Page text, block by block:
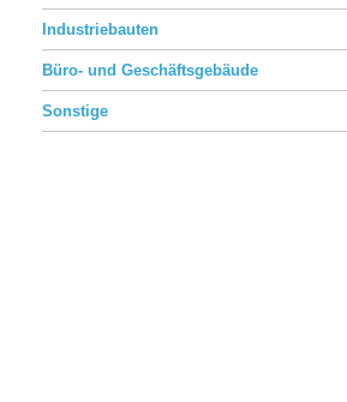
Industriebauten
Büro- und Geschäftsgebäude
Sonstige